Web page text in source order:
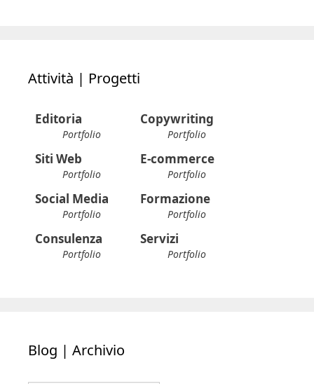
Attività | Progetti
Editoria
Portfolio
Copywriting
Portfolio
Siti Web
Portfolio
E-commerce
Portfolio
Social Media
Portfolio
Formazione
Portfolio
Consulenza
Portfolio
Servizi
Portfolio
Blog | Archivio